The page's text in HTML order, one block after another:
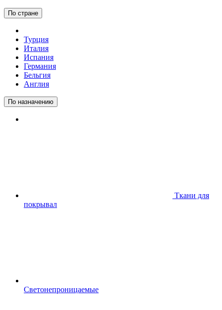
По стране
Турция
Италия
Испания
Германия
Бельгия
Англия
По назначению
Ткани для
покрывал
Светонепроницаемые